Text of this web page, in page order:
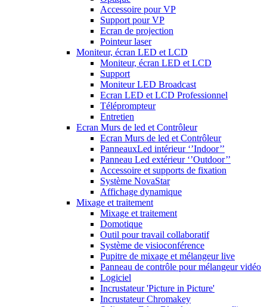
Accessoire pour VP
Support pour VP
Ecran de projection
Pointeur laser
Moniteur, écran LED et LCD
Moniteur, écran LED et LCD
Support
Moniteur LED Broadcast
Ecran LED et LCD Professionnel
Téléprompteur
Entretien
Ecran Murs de led et Contrôleur
Ecran Murs de led et Contrôleur
PanneauxLed intérieur ‘’Indoor’’
Panneau Led extérieur ‘’Outdoor’’
Accessoire et supports de fixation
Système NovaStar
Affichage dynamique
Mixage et traitement
Mixage et traitement
Domotique
Outil pour travail collaboratif
Système de visioconférence
Pupitre de mixage et mélangeur live
Panneau de contrôle pour mélangeur vidéo
Logiciel
Incrustateur 'Picture in Picture'
Incrustateur Chromakey